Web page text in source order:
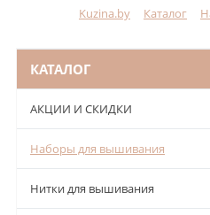
Kuzina.by Каталог
КАТАЛОГ
АКЦИИ И СКИДКИ
Наборы для вышивания
Нитки для вышивания